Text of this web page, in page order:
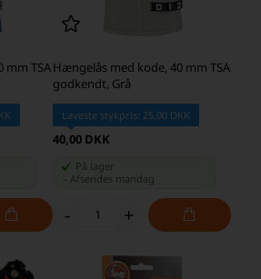
mm TSAHængelås med kode, 40 mm TSA
godkendt, Grå
Laveste stykpris: 25,00 DKK
40,00 DKK
På lager
Afsendes mandag
- +